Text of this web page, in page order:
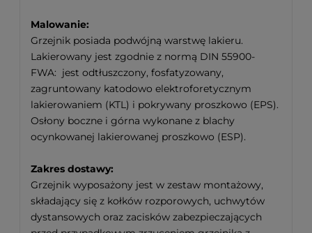
Malowanie:
Grzejnik posiada podwójną warstwę lakieru.
Lakierowany jest zgodnie z normą DIN 55900-
FWA: jest odtłuszczony, fosfatyzowany,
zagruntowany katodowo elektroforetycznym
lakierowaniem (KTL) i pokrywany proszkowo (EPS).
Osłony boczne i górna wykonane z blachy
ocynkowanej lakierowanej proszkowo (ESP).
Zakres dostawy:
Grzejnik wyposażony jest w zestaw montażowy,
składający się z kołków rozporowych, uchwytów
dystansowych oraz zacisków zabezpieczających